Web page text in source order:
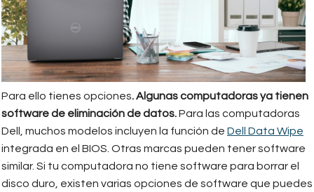
Para ello tienes opciones. Algunas computadoras ya tienen
software de eliminación de datos.Para las computadoras
Dell, muchos modelos incluyen la función de Dell Data Wipe
integrada en el BIOS. Otras marcas pueden tener software
similar. Si tu computadora no tiene software para borrar el
disco duro, existen varias opciones de software que puedes